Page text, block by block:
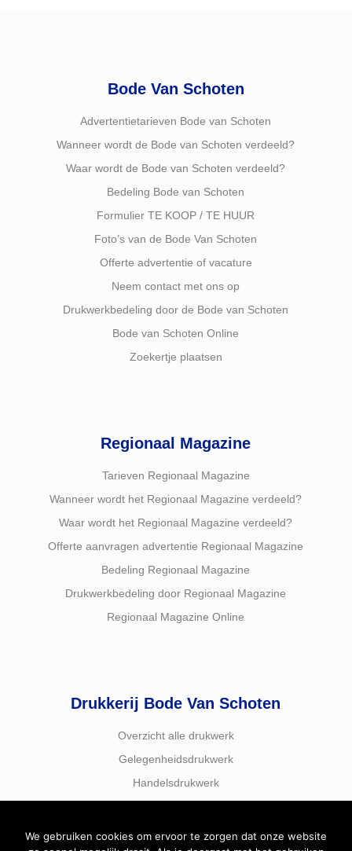
Bode Van Schoten
Advertentietarieven Bode van Schoten
Wanneer wordt de Bode van Schoten verdeeld?
Waar wordt de Bode van Schoten verdeeld?
Bedeling Bode van Schoten
Formulier TE KOOP / TE HUUR
Foto’s van de Bode Van Schoten
Offerte advertentie of vacature
Neem contact met ons op
Drukwerkbedeling door de Bode van Schoten
Bode van Schoten Online
Zoekertje plaatsen
Regionaal Magazine
Tarieven Regionaal Magazine
Wanneer wordt het Regionaal Magazine verdeeld?
Waar wordt het Regionaal Magazine verdeeld?
Offerte aanvragen advertentie Regionaal Magazine
Bedeling Regionaal Magazine
Drukwerkbedeling door Regionaal Magazine
Regionaal Magazine Online
Drukkerij Bode Van Schoten
Overzicht alle drukwerk
Gelegenheidsdrukwerk
Handelsdrukwerk
We gebruiken cookies om ervoor te zorgen dat onze website